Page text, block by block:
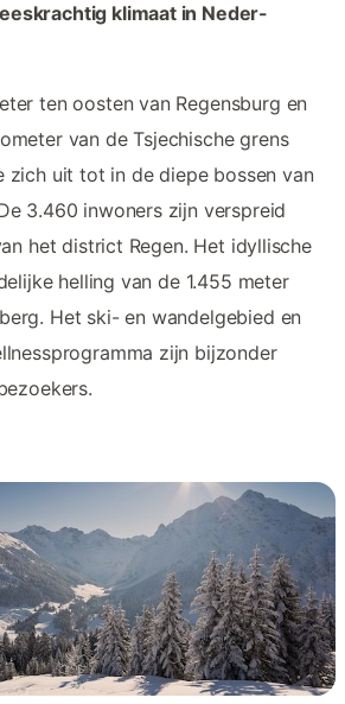
klimaat in Neder-
ten oosten van Regensburg en
van de Tsjechische grens
zich uit tot in de diepe bossen van
3.460 inwoners zijn verspreid
het district Regen. Het idyllische
helling van de 1.455 meter
Het ski- en wandelgebied en
zijn bijzonder